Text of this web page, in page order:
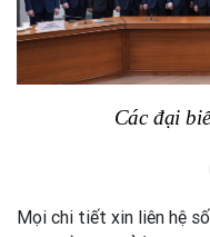
Các đại
Mọi chi tiết xin liên hệ